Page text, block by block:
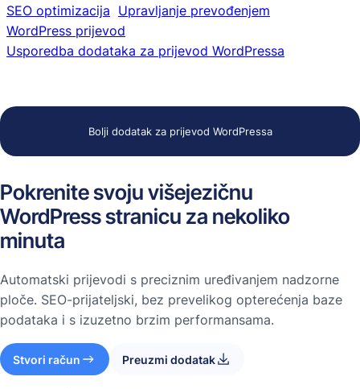
SEO optimizacija Upravljanje prevođenjem
WordPress prijevod
Usporedba dodataka za prijevod WordPressa
Bolji dodatak za prijevod WordPressa
Pokrenite svoju višejezičnu
WordPress stranicu za nekoliko
minuta
Automatski prijevodi s preciznim uređivanjem nadzorne
ploče. SEO-prijateljski, bez prevelikog opterećenja baze
podataka i s izuzetno brzim performansama.
Stvori račun Preuzmi dodatak